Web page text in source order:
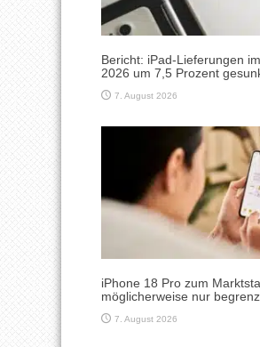
Bericht: iPad-Lieferungen
2026 um 7,5 Prozent
7. August 2026
iPhone 18 Pro zum
möglicherweise nur
7. August 2026